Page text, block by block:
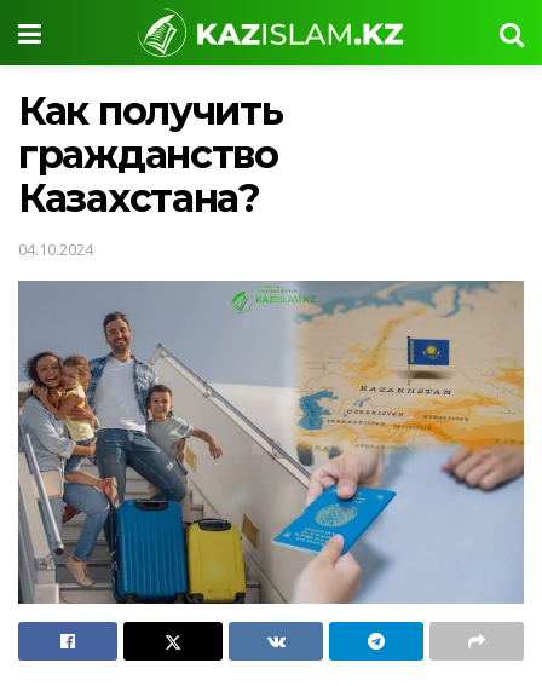
Как получить
гражданство
Казахстана?
04.10.2024